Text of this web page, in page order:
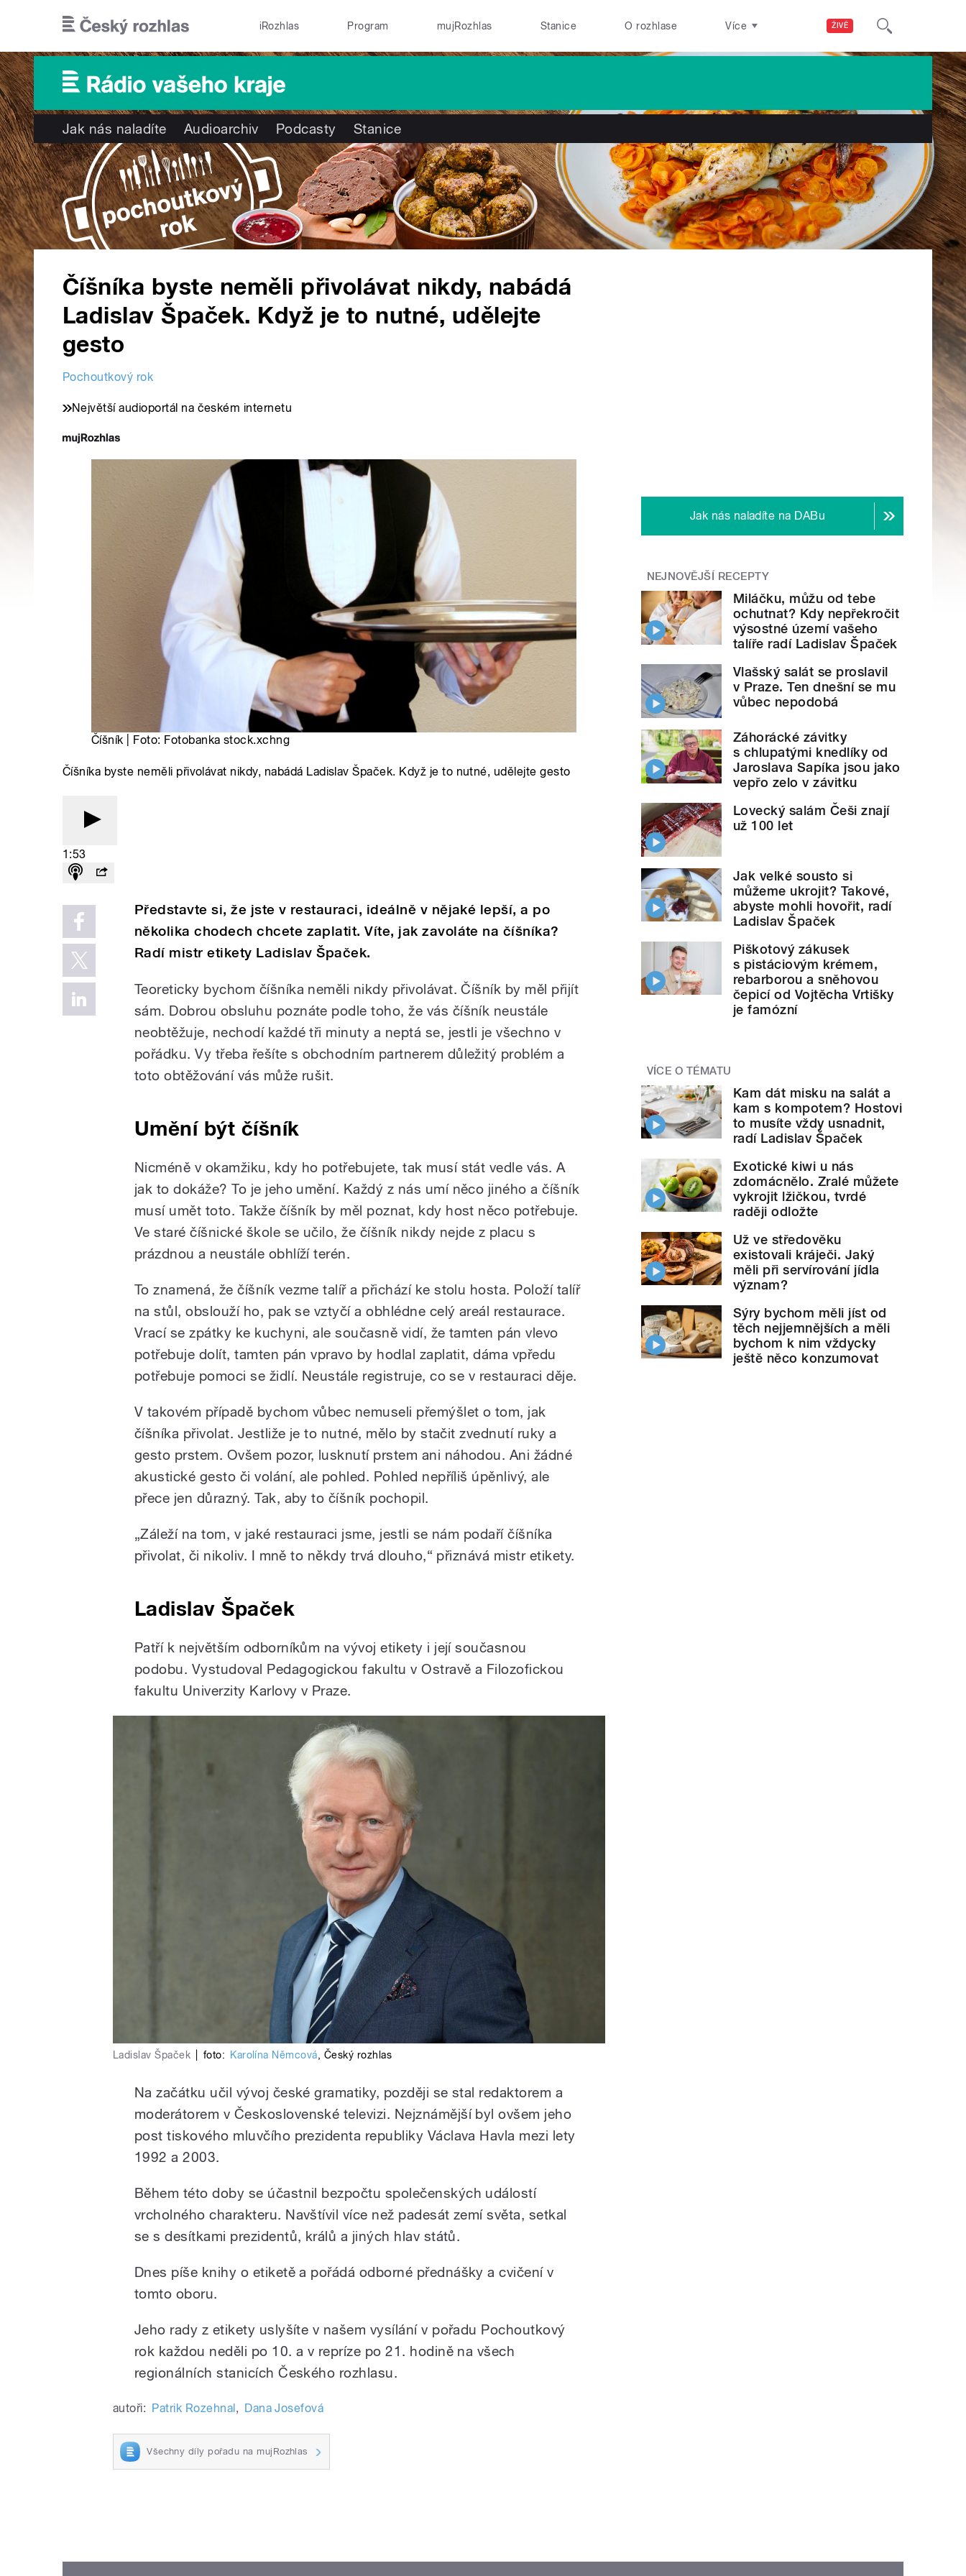
ŽIVĚ
iRozhlas Program mujRozhlas Stanice O rozhlase Více
Jak nás naladíte Audioarchiv Podcasty Stanice
Číšníka byste neměli přivolávat nikdy, nabádá
Ladislav Špaček. Když je to nutné, udělejte
gesto
Pochoutkový rok
Největší audioportál na českém internetu
Číšník | Foto: Fotobanka stock.xchng
Číšníka byste neměli přivolávat nikdy, nabádá Ladislav Špaček. Když je to nutné, udělejte gesto
1:53
Představte si, že jste v restauraci, ideálně v nějaké lepší, a po
několika chodech chcete zaplatit. Víte, jak zavoláte na číšníka?
Radí mistr etikety Ladislav Špaček.
Teoreticky bychom číšníka neměli nikdy přivolávat. Číšník by měl přijít
sám. Dobrou obsluhu poznáte podle toho, že vás číšník neustále
neobtěžuje, nechodí každé tři minuty a neptá se, jestli je všechno v
pořádku. Vy třeba řešíte s obchodním partnerem důležitý problém a
toto obtěžování vás může rušit.
Umění být číšník
Nicméně v okamžiku, kdy ho potřebujete, tak musí stát vedle vás. A
jak to dokáže? To je jeho umění. Každý z nás umí něco jiného a číšník
musí umět toto. Takže číšník by měl poznat, kdy host něco potřebuje.
Ve staré číšnické škole se učilo, že číšník nikdy nejde z placu s
prázdnou a neustále obhlíží terén.
To znamená, že číšník vezme talíř a přichází ke stolu hosta. Položí talíř
na stůl, obslouží ho, pak se vztyčí a obhlédne celý areál restaurace.
Vrací se zpátky ke kuchyni, ale současně vidí, že tamten pán vlevo
potřebuje dolít, tamten pán vpravo by hodlal zaplatit, dáma vpředu
potřebuje pomoci se židlí. Neustále registruje, co se v restauraci děje.
V takovém případě bychom vůbec nemuseli přemýšlet o tom, jak
číšníka přivolat. Jestliže je to nutné, mělo by stačit zvednutí ruky a
gesto prstem. Ovšem pozor, lusknutí prstem ani náhodou. Ani žádné
akustické gesto či volání, ale pohled. Pohled nepříliš úpěnlivý, ale
přece jen důrazný. Tak, aby to číšník pochopil.
„Záleží na tom, v jaké restauraci jsme, jestli se nám podaří číšníka
přivolat, či nikoliv. I mně to někdy trvá dlouho,“ přiznává mistr etikety.
Ladislav Špaček
Patří k největším odborníkům na vývoj etikety i její současnou
podobu. Vystudoval Pedagogickou fakultu v Ostravě a Filozofickou
fakultu Univerzity Karlovy v Praze.
Ladislav Špaček foto: Karolína Němcová, Český rozhlas
Na začátku učil vývoj české gramatiky, později se stal redaktorem a
moderátorem v Československé televizi. Nejznámější byl ovšem jeho
post tiskového mluvčího prezidenta republiky Václava Havla mezi lety
1992 a 2003.
Během této doby se účastnil bezpočtu společenských událostí
vrcholného charakteru. Navštívil více než padesát zemí světa, setkal
se s desítkami prezidentů, králů a jiných hlav států.
Dnes píše knihy o etiketě a pořádá odborné přednášky a cvičení v
tomto oboru.
Jeho rady z etikety uslyšíte v našem vysílání v pořadu Pochoutkový
rok každou neděli po 10. a v repríze po 21. hodině na všech
regionálních stanicích Českého rozhlasu.
autoři: Patrik Rozehnal , Dana Josefová
Všechny díly pořadu na mujRozhlas
Jak nás naladíte na DABu
NEJNOVĚJŠÍ RECEPTY
Miláčku, můžu od tebe
ochutnat? Kdy nepřekročit
výsostné území vašeho
talíře radí Ladislav Špaček
Vlašský salát se proslavil
v Praze. Ten dnešní se mu
vůbec nepodobá
Záhorácké závitky
s chlupatými knedlíky od
Jaroslava Sapíka jsou jako
vepřo zelo v závitku
Lovecký salám Češi znají
už 100 let
Jak velké sousto si
můžeme ukrojit? Takové,
abyste mohli hovořit, radí
Ladislav Špaček
Piškotový zákusek
s pistáciovým krémem,
rebarborou a sněhovou
čepicí od Vojtěcha Vrtišky
je famózní
VÍCE O TÉMATU
Kam dát misku na salát a
kam s kompotem? Hostovi
to musíte vždy usnadnit,
radí Ladislav Špaček
Exotické kiwi u nás
zdomácnělo. Zralé můžete
vykrojit lžičkou, tvrdé
raději odložte
Už ve středověku
existovali kráječi. Jaký
měli při servírování jídla
význam?
Sýry bychom měli jíst od
těch nejjemnějších a měli
bychom k nim vždycky
ještě něco konzumovat